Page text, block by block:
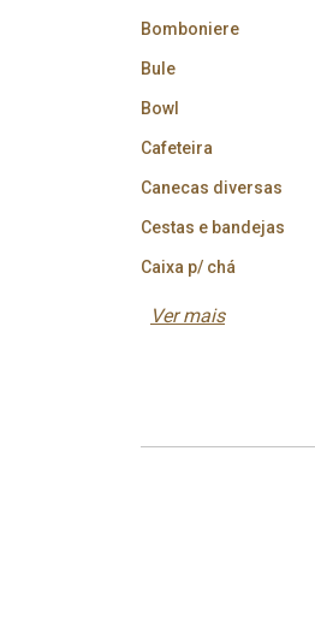
Bomboniere
Bule
Bowl
Cafeteira
Canecas diversas
Cestas e bandejas
Caixa p/ chá
Ver mais